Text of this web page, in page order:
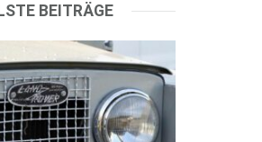
BEITRÄGE